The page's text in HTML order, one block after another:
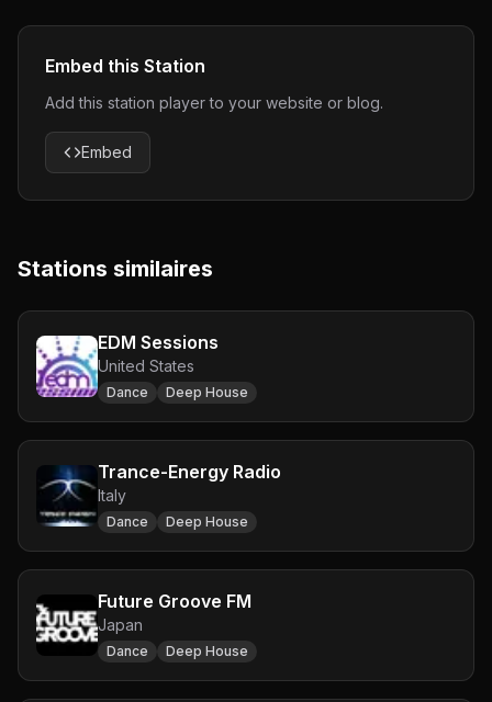
Embed this Station
Add this station player to your website or blog.
Embed
Stations similaires
EDM Sessions
United States
Dance Deep House
Trance-Energy Radio
Italy
Dance Deep House
Future Groove FM
Japan
Dance Deep House